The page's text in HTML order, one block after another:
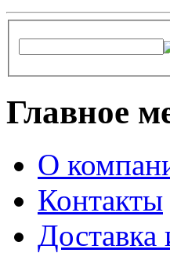
Главное
О
Контакты
Доставка